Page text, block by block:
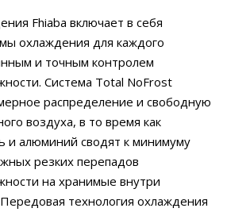
Fhiaba включает в себя
охлаждения для каждого
и точным контролем
Система Total NoFrost
распределение и свободную
воздуха, в то время как
и алюминий сводят к минимуму
резких перепадов
на хранимые внутри
технология охлаждения